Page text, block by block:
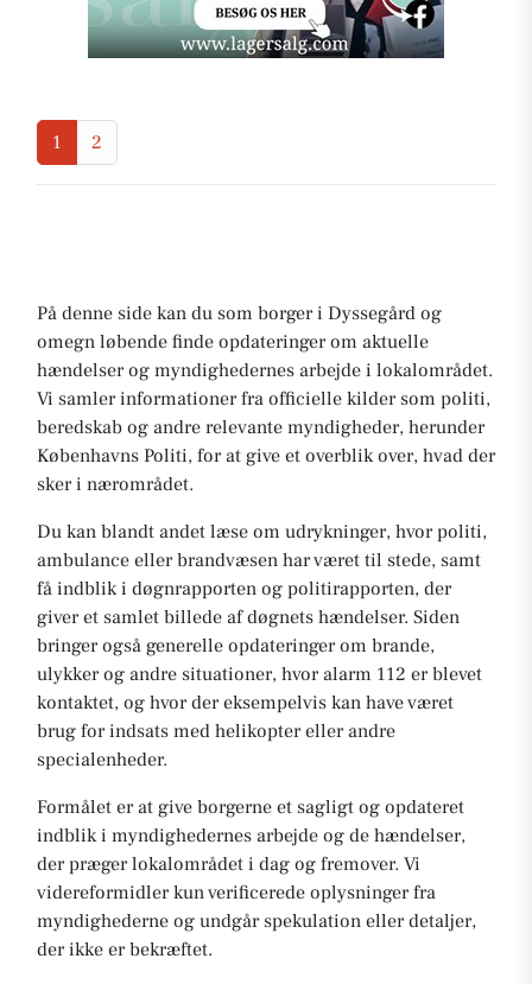
1 2
På denne side kan du som borger i Dyssegård og
omegn løbende finde opdateringer om aktuelle
hændelser og myndighedernes arbejde i lokalområdet.
Vi samler informationer fra officielle kilder som politi,
beredskab og andre relevante myndigheder, herunder
Københavns Politi, for at give et overblik over, hvad der
sker i nærområdet.
Du kan blandt andet læse om udrykninger, hvor politi,
ambulance eller brandvæsen har været til stede, samt
få indblik i døgnrapporten og politirapporten, der
giver et samlet billede af døgnets hændelser. Siden
bringer også generelle opdateringer om brande,
ulykker og andre situationer, hvor alarm 112 er blevet
kontaktet, og hvor der eksempelvis kan have været
brug for indsats med helikopter eller andre
specialenheder.
Formålet er at give borgerne et sagligt og opdateret
indblik i myndighedernes arbejde og de hændelser,
der præger lokalområdet i dag og fremover. Vi
videreformidler kun verificerede oplysninger fra
myndighederne og undgår spekulation eller detaljer,
der ikke er bekræftet.